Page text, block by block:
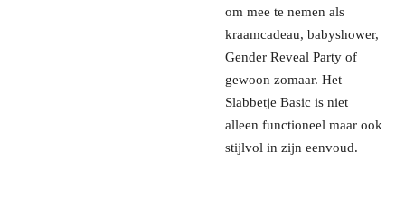
om mee te nemen als
kraamcadeau, babyshower,
Gender Reveal Party of
gewoon zomaar. Het
Slabbetje Basic is niet
alleen functioneel maar ook
stijlvol in zijn eenvoud.